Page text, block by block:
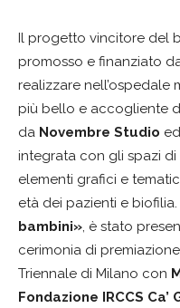
Il progetto vincitore del
promosso e finanziato
realizzare nell’ospedale
più bello e accogliente
da Novembre Studio
integrata con gli spazi
elementi grafici e
età dei pazienti e
bambini», è stato
cerimonia di
Triennale di Milano con
Fondazione IRCCS